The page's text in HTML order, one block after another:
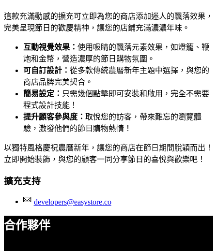
這款充滿動感的擴充可立即為您的商店添加迷人的飄落效果，
完美呈現節日的歡慶精神，讓您的店鋪充滿濃濃年味。
互動視覺效果： 使用吸睛的飄落元素效果，如燈籠、鞭
炮和金幣，營造濃厚的節日購物氛圍。
可自訂設計： 從多款傳統農曆新年主題中選擇，與您的
商店品牌完美契合。
簡易設定： 只需幾個點擊即可安裝和啟用，完全不需要
程式設計技能！
提升顧客參與度： 取悅您的訪客，帶來難忘的瀏覽體
驗，激發他們的節日購物熱情！
以獨特風格慶祝農曆新年，讓您的商店在節日期間脫穎而出！
立即開始裝飾，與您的顧客一同分享節日的喜悅與歡樂吧！
擴充支持
developers@easystore.co
合作夥伴